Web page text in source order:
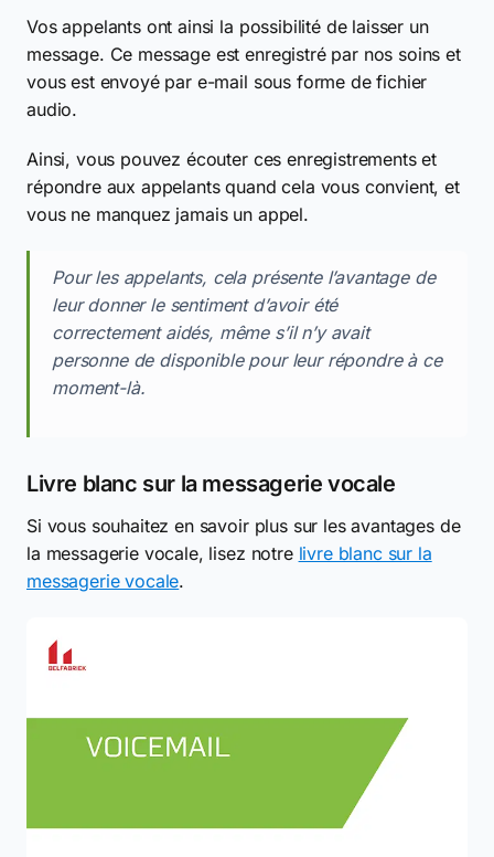
Vos appelants ont ainsi la possibilité de laisser un
message. Ce message est enregistré par nos soins et
vous est envoyé par e-mail sous forme de fichier
audio.
Ainsi, vous pouvez écouter ces enregistrements et
répondre aux appelants quand cela vous convient, et
vous ne manquez jamais un appel.
Pour les appelants, cela présente l’avantage de
leur donner le sentiment d’avoir été
correctement aidés, même s’il n’y avait
personne de disponible pour leur répondre à ce
moment-là.
Livre blanc sur la messagerie vocale
Si vous souhaitez en savoir plus sur les avantages de
la messagerie vocale, lisez notre livre blanc sur la
messagerie vocale.